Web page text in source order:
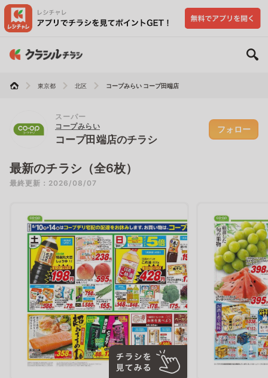
東京都 北区 コープみらい コープ田端店
スーパー
コープみらい
コープ田端店のチラシ
フォロー
最新のチラシ（全6枚）
最終更新：2026/08/07